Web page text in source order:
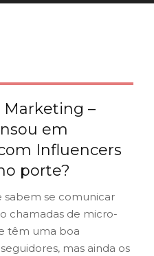
–
em
Influencers
porte?
sabem se comunicar
chamadas de micro-
têm uma boa
mas ainda os